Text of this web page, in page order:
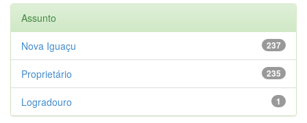
Assunto
237
Nova Iguaçu
235
Proprietário
1
Logradouro